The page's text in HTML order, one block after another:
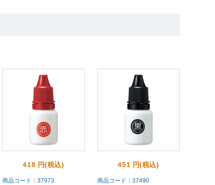
418 円(税込)
商品コード：37973
451 円(税込)
商品コード：37490